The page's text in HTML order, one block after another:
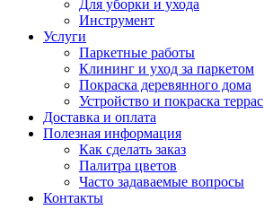
Для уборки и ухода
Инструмент
Услуги
Паркетные работы
Клининг и уход за паркетом
Покраска деревянного дома
Устройство и покраска террас
Доставка и оплата
Полезная информация
Как сделать заказ
Палитра цветов
Часто задаваемые вопросы
Контакты